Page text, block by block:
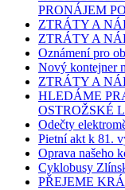
PRONÁJEM
ZTRÁTY A
ZTRÁTY A
Oznámení pro
Nový kontejner
ZTRÁTY A
HLEDÁME
OSTROŽSKÉ
Odečty
Pietní akt k 81.
Oprava našeho
Cyklobusy
PŘEJEME